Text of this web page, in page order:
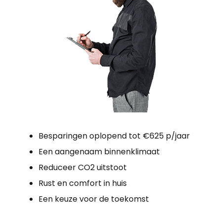
Besparingen oplopend tot €625 p/jaar
Een aangenaam binnenklimaat
Reduceer CO2 uitstoot
Rust en comfort in huis
Een keuze voor de toekomst